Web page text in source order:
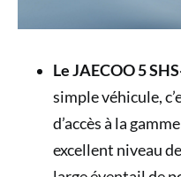
Le JAECOO 5
simple véhicule,
d’accès à la gamme
excellent niveau